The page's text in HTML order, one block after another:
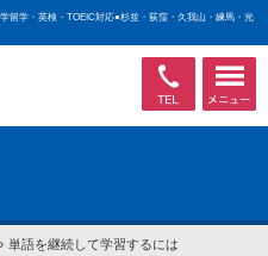
留学・英検・TOEIC対応●杉並・荻窪・久我山・練馬・光
単語を継続して学習するには